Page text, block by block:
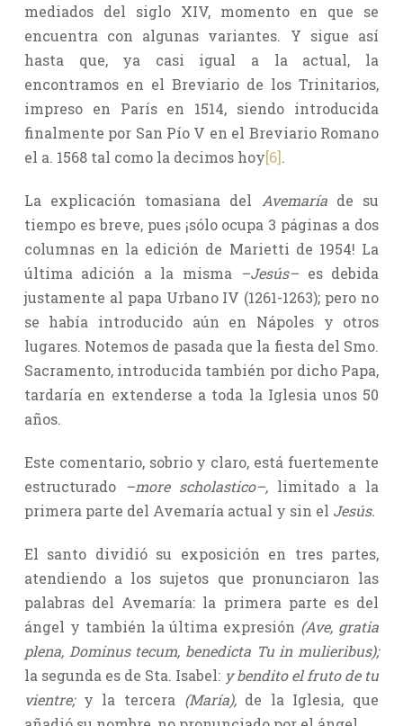
mediados del siglo XIV, momento en que se
encuentra con algunas variantes. Y sigue así
hasta que, ya casi igual a la actual, la
encontramos en el Breviario de los Trinitarios,
impreso en París en 1514, siendo introducida
finalmente por San Pío V en el Breviario Romano
el a. 1568 tal como la decimos hoy[6].
La explicación tomasiana del Avemaría de su
tiempo es breve, pues ¡sólo ocupa 3 páginas a dos
columnas en la edición de Marietti de 1954! La
última adición a la misma –Jesús– es debida
justamente al papa Urbano IV (1261-1263); pero no
se había introducido aún en Nápoles y otros
lugares. Notemos de pasada que la fiesta del Smo.
Sacramento, introducida también por dicho Papa,
tardaría en extenderse a toda la Iglesia unos 50
años.
Este comentario, sobrio y claro, está fuertemente
estructurado –more scholastico–, limitado a la
primera parte del Avemaría actual y sin el Jesús.
El santo dividió su exposición en tres partes,
atendiendo a los sujetos que pronunciaron las
palabras del Avemaría: la primera parte es del
ángel y también la última expresión (Ave, gratia
plena, Dominus tecum, benedicta Tu in mulieribus);
la segunda es de Sta. Isabel: y bendito el fruto de tu
vientre; y la tercera (María), de la Iglesia, que